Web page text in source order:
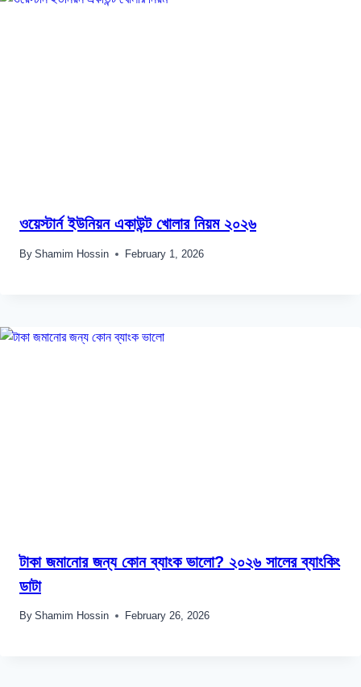
ওয়েস্টার্ন ইউনিয়ন একাউন্ট খোলার নিয়ম ২০২৬
By Shamim Hossin February 1, 2026
টাকা জমানোর জন্য কোন ব্যাংক ভালো? ২০২৬ সালের ব্যাংকিং
ডাটা
By Shamim Hossin February 26, 2026